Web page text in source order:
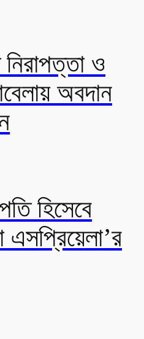
নিরাপত্তা ও
অবদান
হিসেবে
এসপ্রিয়েলা’র